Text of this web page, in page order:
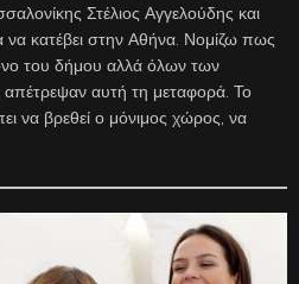
Στέλιος Αγγελούδης και
να κατέβει στην Αθήνα. Νομίζω πως
του δήμου αλλά όλων των
αυτή τη μεταφορά. Το
να βρεθεί ο μόνιμος χώρος, να